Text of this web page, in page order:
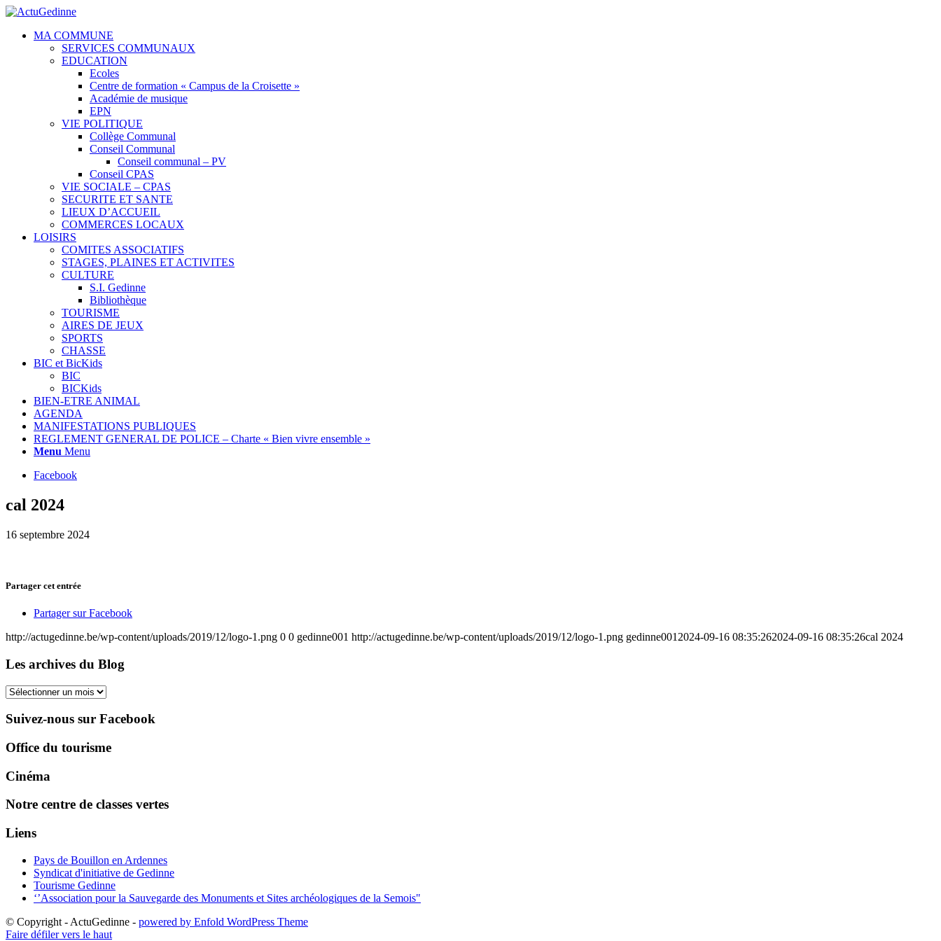
MA COMMUNE
SERVICES COMMUNAUX
EDUCATION
Ecoles
Centre de formation « Campus de la Croisette »
Académie de musique
EPN
VIE POLITIQUE
Collège Communal
Conseil Communal
Conseil communal – PV
Conseil CPAS
VIE SOCIALE – CPAS
SECURITE ET SANTE
LIEUX D’ACCUEIL
COMMERCES LOCAUX
LOISIRS
COMITES ASSOCIATIFS
STAGES, PLAINES ET ACTIVITES
CULTURE
S.I. Gedinne
Bibliothèque
TOURISME
AIRES DE JEUX
SPORTS
CHASSE
BIC et BicKids
BIC
BICKids
BIEN-ETRE ANIMAL
AGENDA
MANIFESTATIONS PUBLIQUES
REGLEMENT GENERAL DE POLICE – Charte « Bien vivre ensemble »
Menu Menu
Facebook
cal 2024
16 septembre 2024
Partager cet entrée
Partager sur Facebook
http://actugedinne.be/wp-content/uploads/2019/12/logo-1.png 0 0 gedinne001 http://actugedinne.be/wp-content/uploads/2019/12/logo-1.png gedinne001 2024-09-16 08:35:262024-09-16 08:35:26cal 2024
Les archives du Blog
Les
du
Suivez-nous sur Facebook
Office du tourisme
Cinéma
Notre centre de classes vertes
Liens
Pays de Bouillon en Ardennes
Syndicat d'initiative de Gedinne
Tourisme Gedinne
‘’Association pour la Sauvegarde des Monuments et Sites archéologiques de la Semois"
© Copyright - ActuGedinne - powered by Enfold WordPress Theme
Faire défiler vers le haut